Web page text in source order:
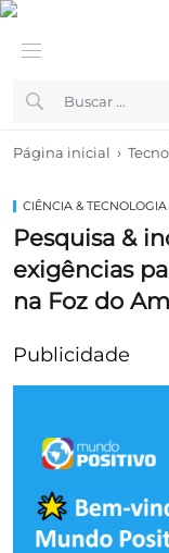
Página inicial ›
CIÊNCIA & TECNOLOGIA
Pesquisa &
exigências
na Foz do
Publicidade